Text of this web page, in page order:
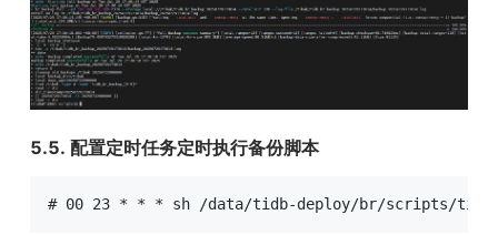
5.5. 配置定时任务定时执行备份脚本
# 00 23 * * * sh /data/tidb-deploy/br/scripts/